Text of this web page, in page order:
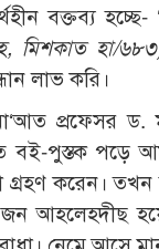
বক্তব্য
মিশকাত হা/
লাভ করি।
প্রফেসর
পুস্তক পড়ে
গ্রহণ করেন।
জন আহলেহদীছ